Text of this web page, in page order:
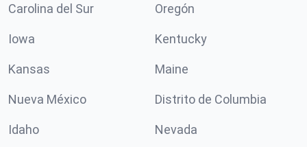
Carolina del Sur Oregón
Iowa Kentucky
Kansas Maine
Nueva México Distrito de Columbia
Idaho Nevada